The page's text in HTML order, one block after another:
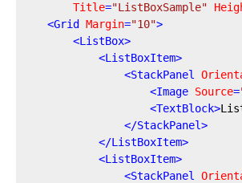
Title="ListBoxSample"
<Grid Margin="10">
<ListBox>
<ListBoxItem>
<StackPanel
<Image Source=
<TextBlock>
</StackPanel>
</ListBoxItem>
<ListBoxItem>
<StackPanel